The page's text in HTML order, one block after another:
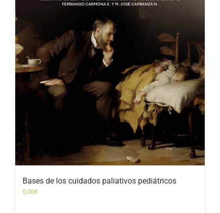
Bases de los cuidados paliativos pediátricos
0,00€